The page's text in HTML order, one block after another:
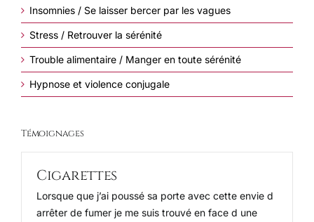
Insomnies / Se laisser bercer par les vagues
Stress / Retrouver la sérénité
Trouble alimentaire / Manger en toute sérénité
Hypnose et violence conjugale
Témoignages
Cigarettes
Lorsque que j’ai poussé sa porte avec cette envie d
arrêter de fumer je me suis trouvé en face d une